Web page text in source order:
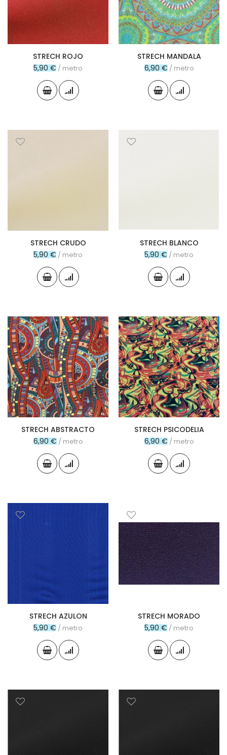
STRECH ROJO
5,90 € / metro
STRECH MANDALA
6,90 € / metro
STRECH CRUDO
5,90 € / metro
STRECH BLANCO
5,90 € / metro
STRECH ABSTRACTO
6,90 € / metro
STRECH PSICODELIA
6,90 € / metro
STRECH AZULON
5,90 € / metro
STRECH MORADO
5,90 € / metro